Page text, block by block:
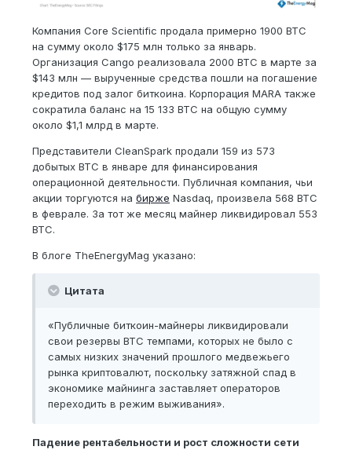
Компания Core Scientific продала примерно 1900 BTC
на сумму около $175 млн только за январь.
Организация Cango реализовала 2000 BTC в марте за
$143 млн — вырученные средства пошли на погашение
кредитов под залог биткоина. Корпорация MARA также
сократила баланс на 15 133 BTC на общую сумму
около $1,1 млрд в марте.
Представители CleanSpark продали 159 из 573
добытых BTC в январе для финансирования
операционной деятельности. Публичная компания, чьи
акции торгуются на бирже Nasdaq, произвела 568 BTC
в феврале. За тот же месяц майнер ликвидировал 553
BTC.
В блоге TheEnergyMag указано:
Цитата
«Публичные биткоин-майнеры ликвидировали
свои резервы BTC темпами, которых не было с
самых низких значений прошлого медвежьего
рынка криптовалют, поскольку затяжной спад в
экономике майнинга заставляет операторов
переходить в режим выживания».
Падение рентабельности и рост сложности сети